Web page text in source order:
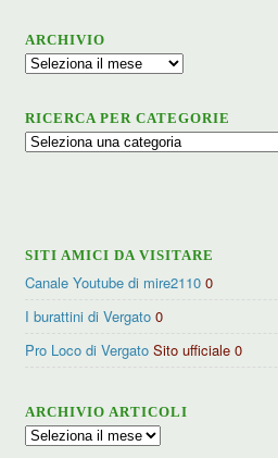
ARCHIVIO
Archivio
RICERCA PER CATEGORIE
Ricerca
SITI AMICI DA VISITARE
Canale Youtube di mire2110 0
I burattini di Vergato 0
Pro Loco di Vergato Sito ufficiale 0
ARCHIVIO ARTICOLI
Archivio